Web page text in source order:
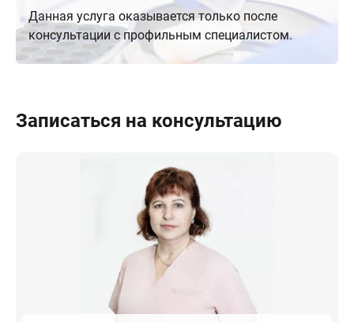
Данная услуга оказывается только после
консультации с профильным специалистом.
Записаться на консультацию